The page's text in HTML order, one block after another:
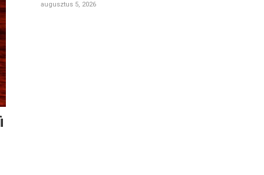
augusztus 5, 2026